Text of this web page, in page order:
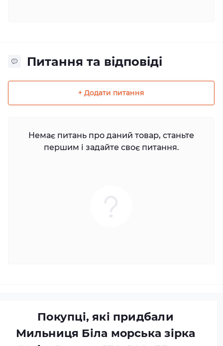
Питання та відповіді
+ Додати питання
Немає питань про даний товар, станьте
першим і задайте своє питання.
Покупці, які придбали
Мильниця Біла морська зірка